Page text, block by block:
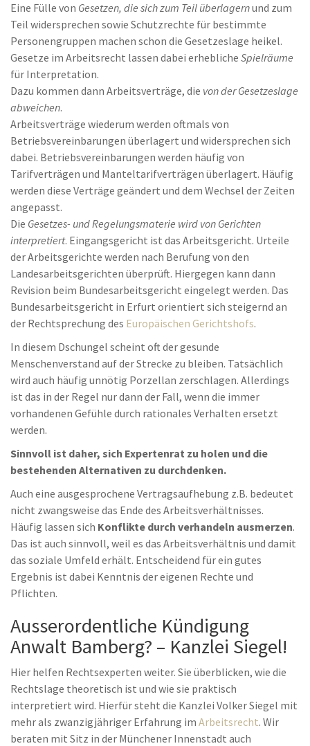
Eine Fülle von Gesetzen, die sich zum Teil überlagernund zum
Teil widersprechen sowie Schutzrechte für bestimmte
Personengruppen machen schon die Gesetzeslage heikel.
Gesetze im Arbeitsrecht lassen dabei erhebliche Spielräume
für Interpretation.
Dazu kommen dann Arbeitsverträge, die von der Gesetzeslage
abweichen.
Arbeitsverträge wiederum werden oftmals von
Betriebsvereinbarungen überlagert und widersprechen sich
dabei. Betriebsvereinbarungen werden häufig von
Tarifverträgen und Manteltarifverträgen überlagert. Häufig
werden diese Verträge geändert und dem Wechsel der Zeiten
angepasst.
Die Gesetzes- und Regelungsmaterie wird von Gerichten
interpretiert. Eingangsgericht ist das Arbeitsgericht. Urteile
der Arbeitsgerichte werden nach Berufung von den
Landesarbeitsgerichten überprüft. Hiergegen kann dann
Revision beim Bundesarbeitsgericht eingelegt werden. Das
Bundesarbeitsgericht in Erfurt orientiert sich steigernd an
der Rechtsprechung des Europäischen Gerichtshofs.
In diesem Dschungel scheint oft der gesunde
Menschenverstand auf der Strecke zu bleiben. Tatsächlich
wird auch häufig unnötig Porzellan zerschlagen. Allerdings
ist das in der Regel nur dann der Fall, wenn die immer
vorhandenen Gefühle durch rationales Verhalten ersetzt
werden.
Sinnvoll ist daher, sich Expertenrat zu holen und die
bestehenden Alternativen zu durchdenken.
Auch eine ausgesprochene Vertragsaufhebung z.B. bedeutet
nicht zwangsweise das Ende des Arbeitsverhältnisses.
Häufig lassen sich Konflikte durch verhandeln ausmerzen.
Das ist auch sinnvoll, weil es das Arbeitsverhältnis und damit
das soziale Umfeld erhält. Entscheidend für ein gutes
Ergebnis ist dabei Kenntnis der eigenen Rechte und
Pflichten.
Ausserordentliche Kündigung
Anwalt Bamberg? – Kanzlei Siegel!
Hier helfen Rechtsexperten weiter. Sie überblicken, wie die
Rechtslage theoretisch ist und wie sie praktisch
interpretiert wird. Hierfür steht die Kanzlei Volker Siegel mit
mehr als zwanzigjähriger Erfahrung im Arbeitsrecht. Wir
beraten mit Sitz in der Münchener Innenstadt auch